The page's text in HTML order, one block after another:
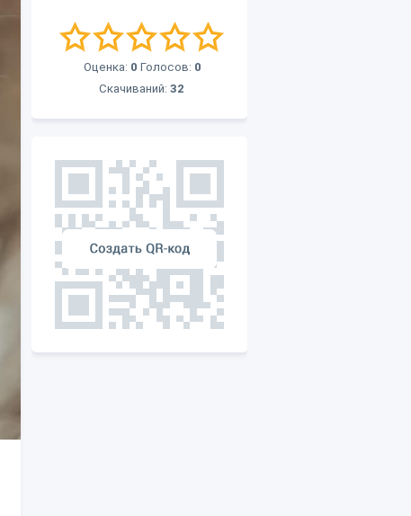
Оценка: 0 Голосов: 0
Скачиваний: 32